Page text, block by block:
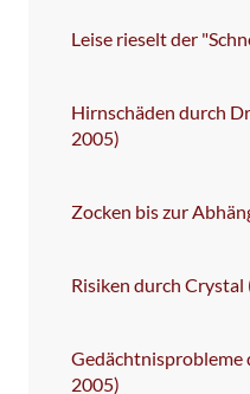
Leise rieselt der
Hirnschäden durch
2005)
Zocken bis zur
Risiken durch
Gedächtnisprobleme
2005)